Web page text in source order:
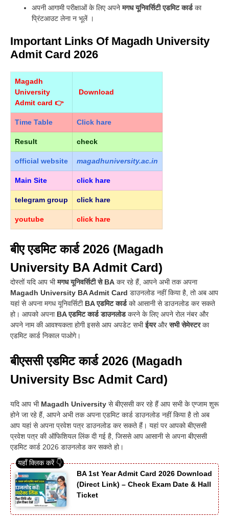
अपनी आगामी परीक्षाओं के लिए अपनेमगध यूनिवर्सिटी एडमिट कार्डका
प्रिंटआउट लेना न भूलें ।
Important Links Of Magadh University
Admit Card 2026
Magadh
University
Admit card 👉
Download
Time Table Click hare
Result check
official website magadhuniversity.ac.in
Main Site click hare
telegram group click hare
youtube click hare
बीए एडमिट कार्ड 2026 (Magadh
University BA Admit Card)
दोस्तों यदि आप भीमगध यूनिवर्सिटी से BA कर रहे हैं, आपने अभी तक अपना
Magadh University BA Admit Card डाउनलोड नहीं किया है, तो अब आप
यहां से अपना मगध यूनिवर्सिटी BA एडमिट कार्डको आसानी से डाउनलोड कर सकते
हो। आपको अपना BA एडमिट कार्ड डाउनलोडकरने के लिए अपने रोल नंबर और
अपने नाम की आवश्यकता होगी इससे आप अपडेट सभीईयरऔरसभी सेमेस्टरका
एडमिट कार्ड निकाल पाओगे।
बीएससी एडमिट कार्ड 2026 (Magadh
University Bsc Admit Card)
यदि आप भी Magadh University से बीएससी कर रहे हैं आप सभी के एग्जाम शुरू
होने जा रहे हैं, आपने अभी तक अपना एडमिट कार्ड डाउनलोड नहीं किया है तो अब
आप यहां से अपना प्रवेश पत्र डाउनलोड कर सकते हैं। यहां पर आपको बीएससी
प्रवेश पत्र की ऑफिशियल लिंक दी गई है, जिससे आप आसानी से अपना बीएससी
एडमिट कार्ड 2026 डाउनलोड कर सकते हो।
BA 1st Year Admit Card 2026 Download
(Direct Link) – Check Exam Date & Hall
Ticket